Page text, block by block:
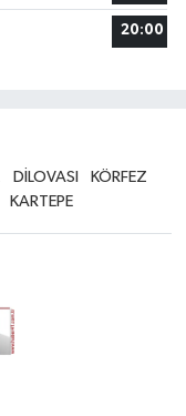
20:00
DİLOVASI
KÖRFEZ
KARTEPE